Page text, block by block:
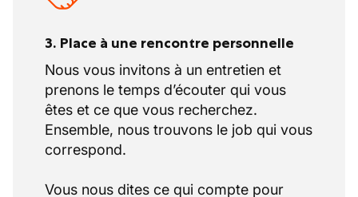
3. Place à une rencontre personnelle
Nous vous invitons à un entretien et
prenons le temps d’écouter qui vous
êtes et ce que vous recherchez.
Ensemble, nous trouvons le job qui vous
correspond.
Vous nous dites ce qui compte pour